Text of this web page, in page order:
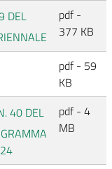
DEL
pdf -
377 KB
pdf - 59
KB
40 DEL
pdf - 4
MB